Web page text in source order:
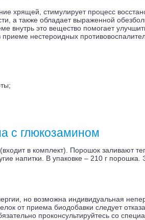
хрящей, стимулирует процесс
а также обладает выраженной
внутрь это вещество помогает
нестероидных
с глюкозамином
в комплект). Порошок заливают
напитки. В упаковке – 210 г
но возможна индивидуальная
от приема биодобавки следует
проконсультируйтесь со